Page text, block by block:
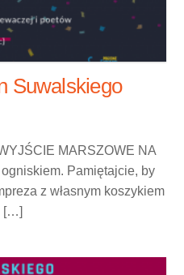
Suwalskiego
MARSZOWE NA
Pamiętajcie, by
z własnym koszykiem
[…]